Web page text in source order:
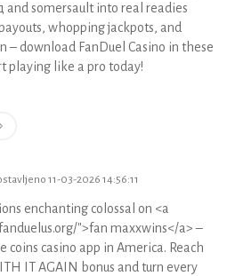
and somersault into real readies
whopping jackpots, and
– download FanDuel Casino in these
playing like a pro today!
11-03-2026 14:56:11
enchanting colossal on <a
">fan maxxwins</a> –
coins casino app in America. Reach
IT AGAIN bonus and turn every